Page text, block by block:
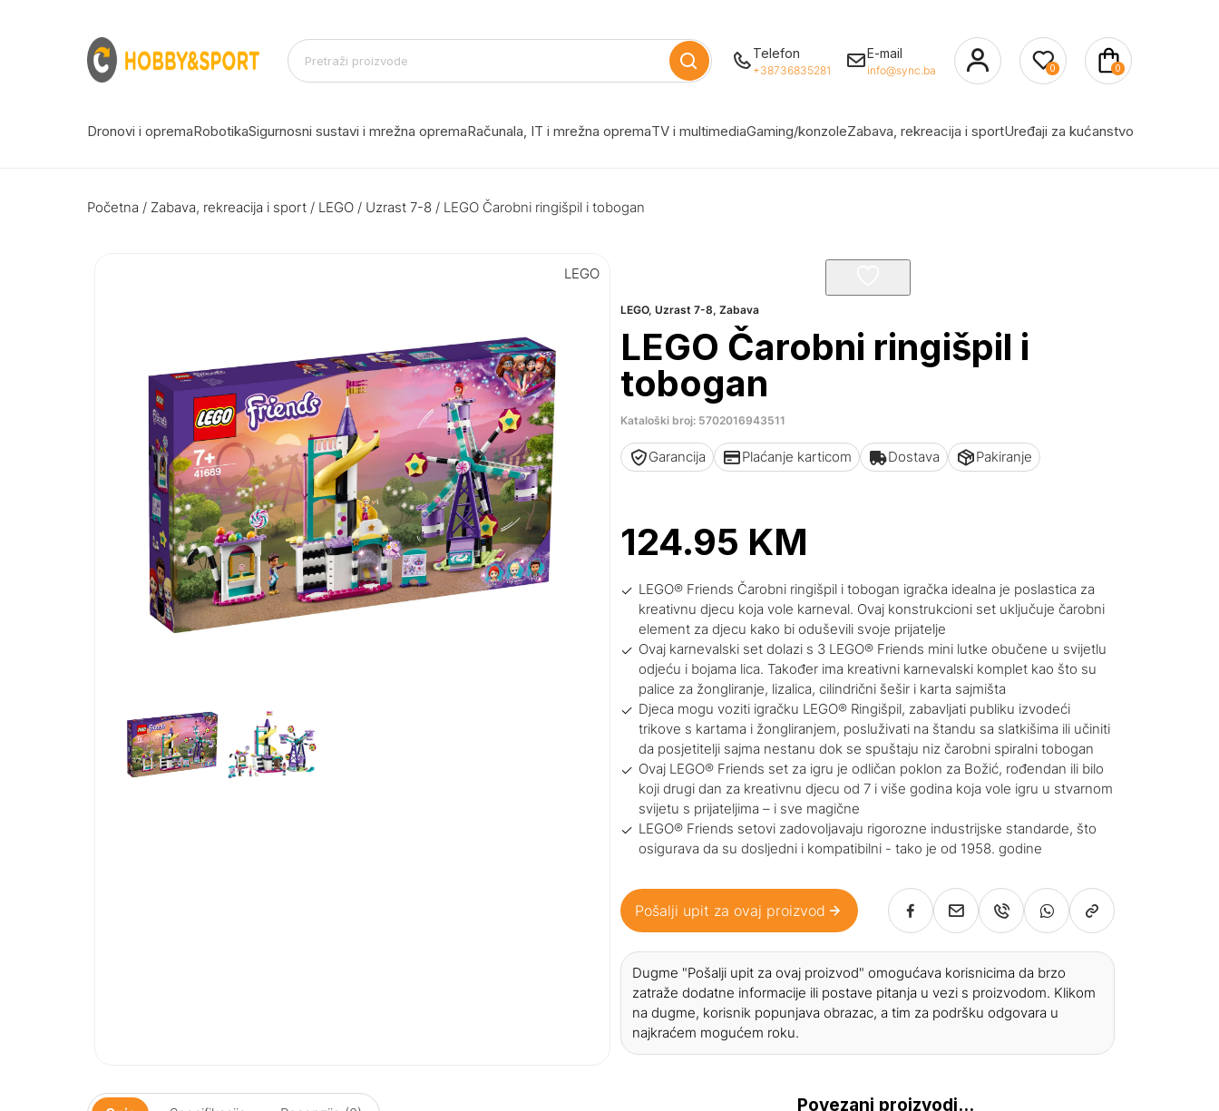
Telefon
+38736835281
E-mail
info@sync.ba 0 0
Dronovi i opremaRobotikaSigurnosni sustavi i mrežna opremaRačunala, IT i mrežna opremaTV i multimediaGaming/konzoleZabava, rekreacija i sportUređaji za kućanstvo
Početna / Zabava, rekreacija i sport / LEGO / Uzrast 7-8 / LEGO Čarobni ringišpil i tobogan
LEGO
LEGO,Uzrast 7-8,Zabava
LEGO Čarobni ringišpil i
tobogan
Kataloški broj: 5702016943511
Garancija Plaćanje karticom Dostava Pakiranje
124.95 KM
LEGO® Friends Čarobni ringišpil i tobogan igračka idealna je poslastica za
kreativnu djecu koja vole karneval. Ovaj konstrukcioni set uključuje čarobni
element za djecu kako bi oduševili svoje prijatelje
Ovaj karnevalski set dolazi s 3 LEGO® Friends mini lutke obučene u svijetlu
odjeću i bojama lica. Također ima kreativni karnevalski komplet kao što su
palice za žongliranje, lizalica, cilindrični šešir i karta sajmišta
Djeca mogu voziti igračku LEGO® Ringišpil, zabavljati publiku izvodeći
trikove s kartama i žongliranjem, posluživati na štandu sa slatkišima ili učiniti
da posjetitelji sajma nestanu dok se spuštaju niz čarobni spiralni tobogan
Ovaj LEGO® Friends set za igru je odličan poklon za Božić, rođendan ili bilo
koji drugi dan za kreativnu djecu od 7 i više godina koja vole igru u stvarnom
svijetu s prijateljima – i sve magične
LEGO® Friends setovi zadovoljavaju rigorozne industrijske standarde, što
osigurava da su dosljedni i kompatibilni - tako je od 1958. godine
Pošalji upit za ovaj proizvod
Dugme "Pošalji upit za ovaj proizvod" omogućava korisnicima da brzo
zatraže dodatne informacije ili postave pitanja u vezi s proizvodom. Klikom
na dugme, korisnik popunjava obrazac, a tim za podršku odgovara u
najkraćem mogućem roku.
Povezani proizvodi...